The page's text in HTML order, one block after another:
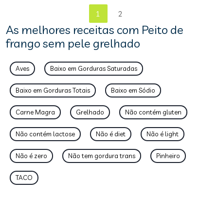
1 2
As melhores receitas com Peito de
frango sem pele grelhado
Aves Baixo em Gorduras Saturadas
Baixo em Gorduras Totais Baixo em Sódio
Carne Magra Grelhado Não contém gluten
Não contém lactose Não é diet Não é light
Não é zero Não tem gordura trans Pinheiro
TACO